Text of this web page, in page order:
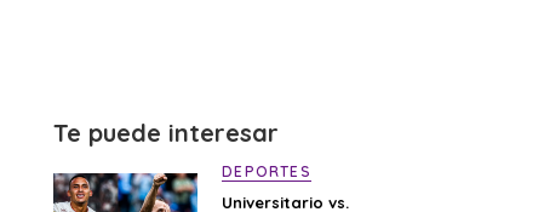
Te puede interesar
DEPORTES
Universitario vs.